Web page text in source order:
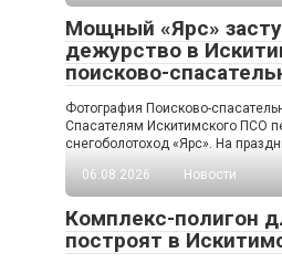
Мощный «Ярс»
дежурство в
поисково-
Фотография Поисково-
Спасателям Искитимского ПСО
снегоболотоход «Ярс». На
06.08.2026
Новости
Комплекс-полигон
построят в